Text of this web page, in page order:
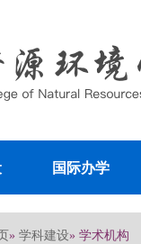
国际办学
» 学科建设» 学术机构